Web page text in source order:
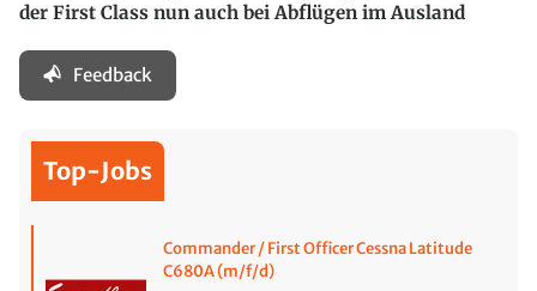
der First Class nun auch bei Abflügen im Ausland
Feedback
Top-Jobs
Commander / First Officer Cessna Latitude
C680A (m/f/d)